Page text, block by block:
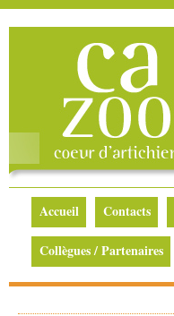
Accueil Contacts
Collègues / Partenaires